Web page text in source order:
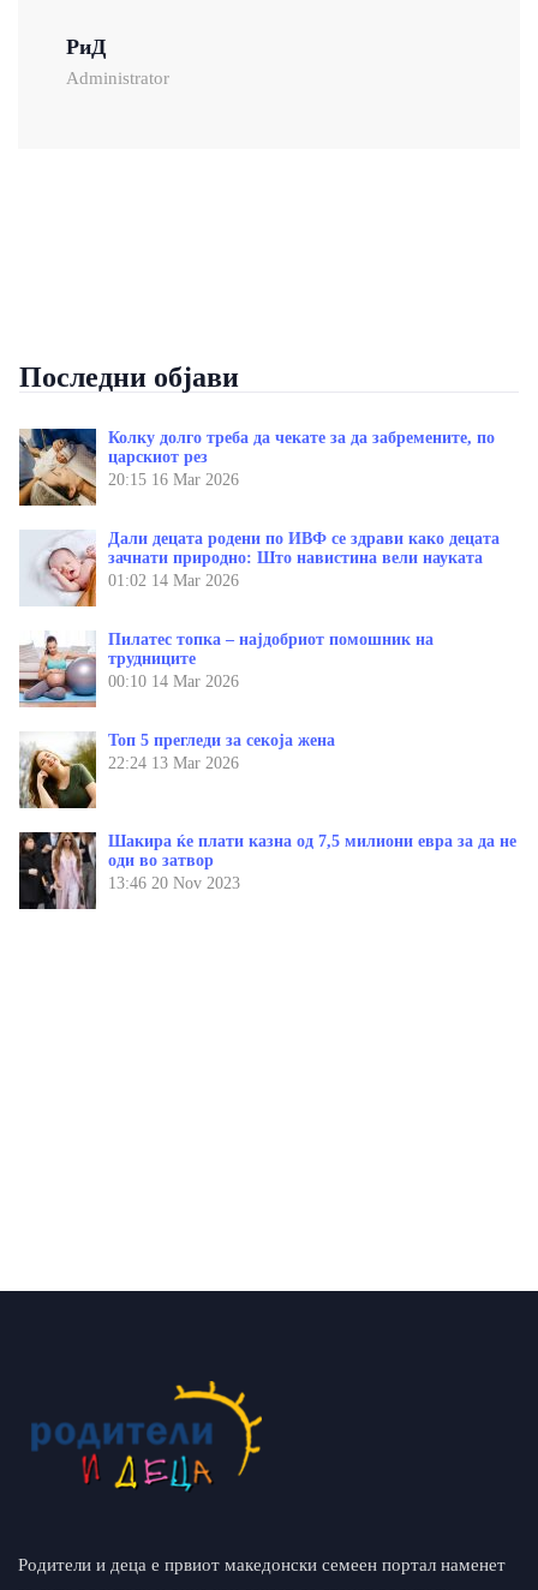
РиД
Administrator
Последни објави
Колку долго треба да чекате за да забремените, по
царскиот рез
20:15 16 Mar 2026
Дали децата родени по ИВФ се здрави како децата
зачнати природно: Што навистина вели науката
01:02 14 Mar 2026
Пилатес топка – најдобриот помошник на
трудниците
00:10 14 Mar 2026
Топ 5 прегледи за секоја жена
22:24 13 Mar 2026
Шакира ќе плати казна од 7,5 милиони евра за да не
оди во затвор
13:46 20 Nov 2023
Родители и деца е првиот македонски семеен портал наменет